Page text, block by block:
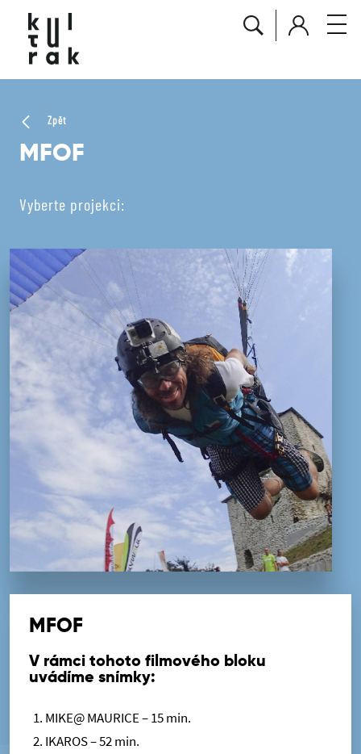
Zpět
MFOF
Vyberte projekci:
MFOF
V rámci tohoto filmového bloku
uvádíme snímky:
MIKE@ MAURICE – 15 min.
IKAROS – 52 min.